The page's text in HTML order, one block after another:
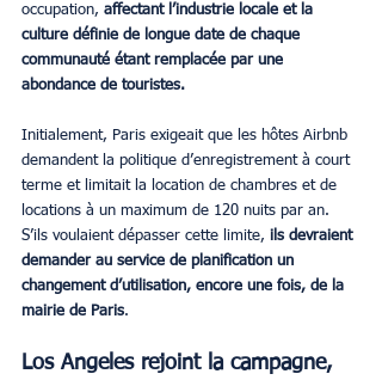
occupation, affectant l’industrie locale et la
culture définie de longue date de chaque
communauté étant remplacée par une
abondance de touristes.
Initialement, Paris exigeait que les hôtes Airbnb
demandent la politique d’enregistrement à court
terme et limitait la location de chambres et de
locations à un maximum de 120 nuits par an.
S’ils voulaient dépasser cette limite, ils devraient
demander au service de planification un
changement d’utilisation, encore une fois, de la
mairie de Paris.
Los Angeles rejoint la campagne,